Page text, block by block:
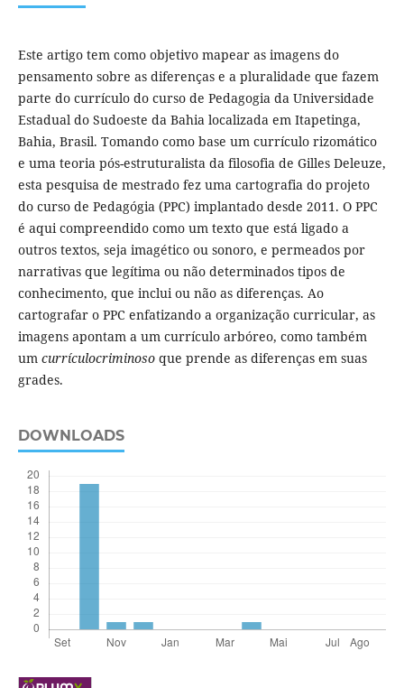
Este artigo tem como objetivo mapear as imagens do
pensamento sobre as diferenças e a pluralidade que fazem
parte do currículo do curso de Pedagogia da Universidade
Estadual do Sudoeste da Bahia localizada em Itapetinga,
Bahia, Brasil. Tomando como base um currículo rizomático
e uma teoria pós-estruturalista da filosofia de Gilles Deleuze,
esta pesquisa de mestrado fez uma cartografia do projeto
do curso de Pedagógia (PPC) implantado desde 2011. O PPC
é aqui compreendido como um texto que está ligado a
outros textos, seja imagético ou sonoro, e permeados por
narrativas que legítima ou não determinados tipos de
conhecimento, que inclui ou não as diferenças. Ao
cartografar o PPC enfatizando a organização curricular, as
imagens apontam a um currículo arbóreo, como também
um currículocriminoso que prende as diferenças em suas
grades.
DOWNLOADS